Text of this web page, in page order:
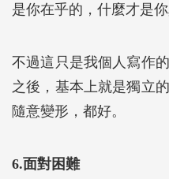
是你在乎的，什麼才是
不過這只是我個人寫作
之後，基本上就是獨立
隨意變形，都好。
6.面對困難